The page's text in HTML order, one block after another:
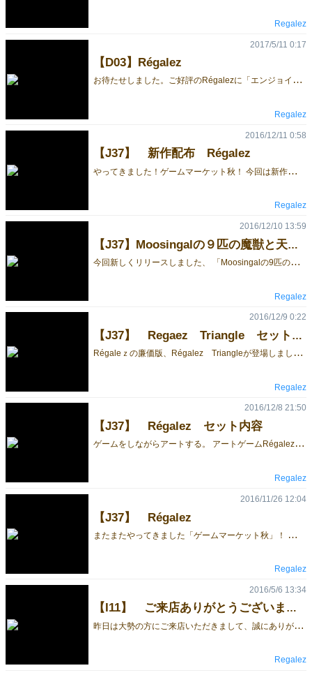
Regalez
【D03】Régalez
お
待たせしました。ご好評のRégalezに「エンジョイルール」が出来ました！ 「得点の仕方が難しい。」 「見かけに比べてルールが意地悪。」 という声にお答えして、得点の方法を一種類にし、マイナス得点をなくしました。 お子さんと一緒にお楽しみください。 従来のルールを「プロフェッショナルルール」としました。 Régalezの深みを味わいたい方は「プロフェッショナルルール」でお楽しみください。
2017/5/11 0:17
Regalez
【J37】 新作配布 Régalez
や
ってきました！ゲームマーケット秋！ 今回は新作を2作ひっさげてきました。 「Régalez Triangle」 おなじみRégalezの廉価ばんです。赤・青・紫からお好きな色を選んでください。 1人でも遊べます。 プレイ人数： １～2人 プレイ時間： 15～20分 価格：1500円 本格的に遊びたい方は、オリジナルのRégalezをどうぞ。 プレイ人数 : 1～6人 プレイ時間： 50分～60分 価格：４０００円 「Nine Beasts and Crusaders in Moosingal」 トランプにプラスする、Trumplusシリーズ第一段。 ジレンマゲームです。皆で魔獣を倒しつつ、お互いに点を競い合います。 ゲームであなたの性格が分かるかも。 アールヌーボ風の図柄もお楽しみください。 プレイ人数： 2～5人 プレイ時間：約30分 価格：1500円 regalez.game@gmail.com
2016/12/11 0:58
Regalez
【J37】Moosingalの９匹の魔獣と天空の騎士団のセット内容
今
回新しくリリースしました、 「Moosingalの9匹の魔獣と天空の騎士団」です。 普段はトランプとしても使用できます。 トランプにプラスする、Trumplusシリーズの第一段です。 皆で力を合わせて、魔獣を倒します。しかし勝敗は、各個人の点数で決まります。 協力するか、出し抜くか。ジレンマゲームです。 アールヌーボー調の図柄もお楽しみください。 regalez.game@gmail.com
2016/12/10 13:59
Regalez
【J37】 Regaez Triangle セット内容
R
égaleｚの廉価版、Régalez Triangleが登場しました。 オリジナルを三つに分けて、赤・青・紫の三種類のかわいいボックスに入っています。 タイルは３５枚。プレイ時間は２０分です。 本格的に遊びたい方は、オリジナルのRégalezをどうぞ。
2016/12/9 0:22
Regalez
【J37】 Régalez セット内容
ゲ
ームをしながらアートする。 アートゲームRégalezのパッケージ内容の写真です。 白い大理石の上でプレイすると、アート感が一段とアップします。 プレイにつれて、色々な形に変化します。その変化は１０の１４４通り以上。 でも、ゲームは本格的。知力・勘・運で勝負します。 ブースに遊びに来てね！
2016/12/8 21:50
Regalez
【J37】 Régalez
ま
たまたやってきました「ゲームマーケット秋」！ 今回は、ご好評の「Régalez」の廉価版「Régalez Triangle」を発売します。 オリジナルを青・赤・紫の三つのパッケージに分け、お手軽な値段で気軽に楽しめるようにしました。これまで高価で手の出なかったあなたにおすすめです！ また、新しく、トランプにプラスしたTrumplusシリーズ第一段 「Nine Beasts and Crusaders in Mooingal （Moosingalの9匹の魔獣と天空の騎士団）」 を発売します！ 是非お立ち寄りください！ regalez.game@gmail.com
2016/11/26 12:04
Regalez
【I11】 ご来店ありがとうございました。
昨
日は大勢の方にご来店いただきまして、誠にありがとうございました。 さくさんのご感想や、ご指摘も頂きまして、今後の活動に活かしていきたいと思います。 何か不明な点や、ご要望がありましたら、下記のメールへご連絡ください。 また、お会いできる日を楽しみにしております。 e-mil: regalez.game@gmail.com
2016/5/6 13:34
Regalez